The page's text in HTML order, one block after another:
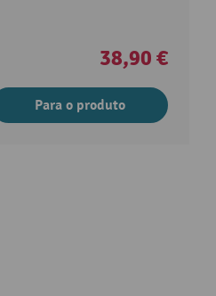
38,90 €
Para o produto